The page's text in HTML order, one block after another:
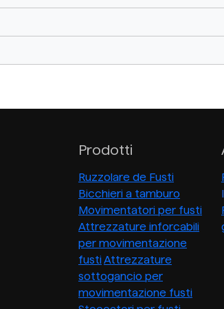
Prodotti
Ruzzolare de Fusti
Bicchieri a tamburo
Movimentatori per fusti
Attrezzature inforcabili
per movimentazione
fustiAttrezzature
sottogancio per
movimentazione fusti